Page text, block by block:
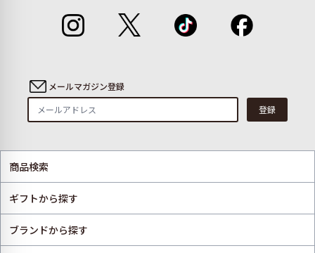
メールマガジン登録
登録
商品検索
ギフトから探す
ブランドから探す